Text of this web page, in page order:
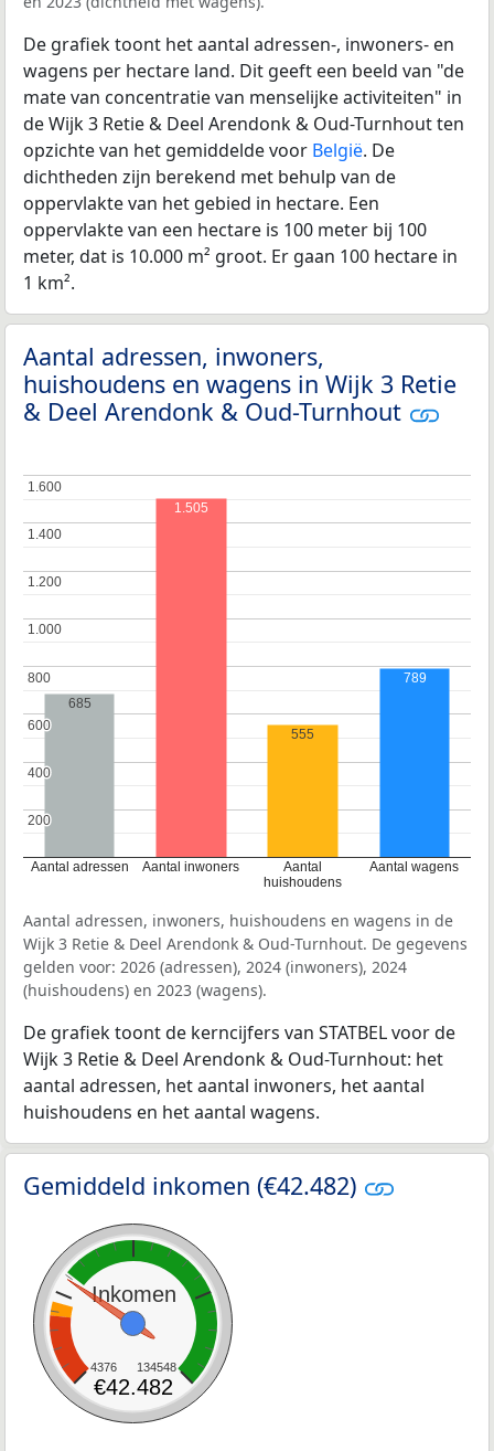
De grafiek toont het aantal adressen-, inwoners- en
wagens per hectare land. Dit geeft een beeld van "de
mate van concentratie van menselijke activiteiten" in
de Wijk 3 Retie & Deel Arendonk & Oud-Turnhout ten
opzichte van het gemiddelde voor België. De
dichtheden zijn berekend met behulp van de
oppervlakte van het gebied in hectare. Een
oppervlakte van een hectare is 100 meter bij 100
meter, dat is 10.000 m² groot. Er gaan 100 hectare in
1 km².
Aantal adressen, inwoners,
huishoudens en wagens in Wijk 3 Retie
& Deel Arendonk & Oud-Turnhout
Aantal adressen Aantal inwoners
Aantal
huishoudens
Aantal wagens
200
200
400
400
600
600
800
800
1.000
1.000
1.200
1.200
1.400
1.400
1.600
1.600
685
1.505
555
789
Aantal adressen, inwoners, huishoudens en wagens in de
Wijk 3 Retie & Deel Arendonk & Oud-Turnhout. De gegevens
gelden voor: 2026 (adressen), 2024 (inwoners), 2024
(huishoudens) en 2023 (wagens).
De grafiek toont de kerncijfers van STATBEL voor de
Wijk 3 Retie & Deel Arendonk & Oud-Turnhout: het
aantal adressen, het aantal inwoners, het aantal
huishoudens en het aantal wagens.
Gemiddeld inkomen (€42.482)
Inkomen
4376 134548
€42.482